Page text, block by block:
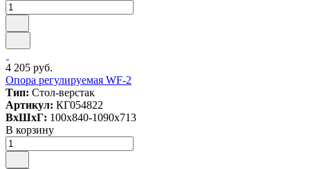
4 205 руб.
Опора регулируемая WF-2
Тип: Стол-верстак
Артикул: КГ054822
ВxШxГ: 100x840-1090x713
В корзину